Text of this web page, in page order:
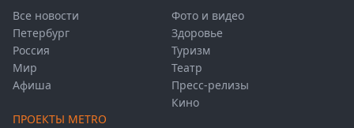
Все новости
Петербург
Россия
Мир
Афиша
Фото и видео
Здоровье
Туризм
Театр
Пресс-релизы
Кино
ПРОЕКТЫ METRO